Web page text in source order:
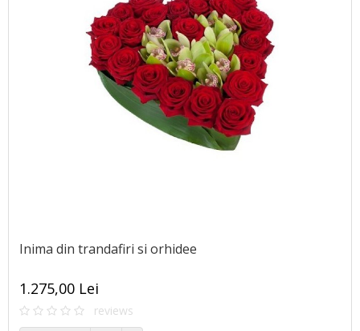
Inima din trandafiri si orhidee
1.275,00 Lei
reviews